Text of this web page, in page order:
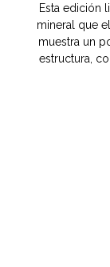
Esta edición
mineral que
muestra un
estructura,